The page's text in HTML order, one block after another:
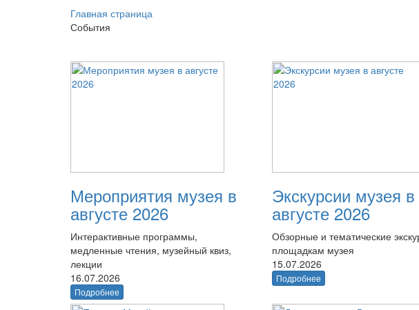
Главная страница
События
Мероприятия музея в
августе 2026
Интерактивные программы,
медленные чтения, музейный квиз,
лекции
16.07.2026
Подробнее
Экскурсии музея в
августе 2026
Обзорные и тематические
площадкам музея
15.07.2026
Подробнее